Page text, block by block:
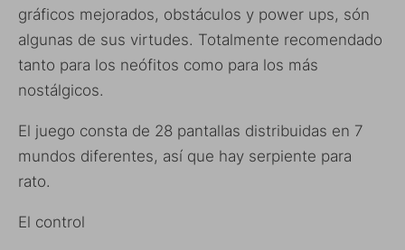
gráficos mejorados, obstáculos y power ups, són
algunas de sus virtudes. Totalmente recomendado
tanto para los neófitos como para los más
nostálgicos.
El juego consta de 28 pantallas distribuidas en 7
mundos diferentes, así que hay serpiente para
rato.
El control